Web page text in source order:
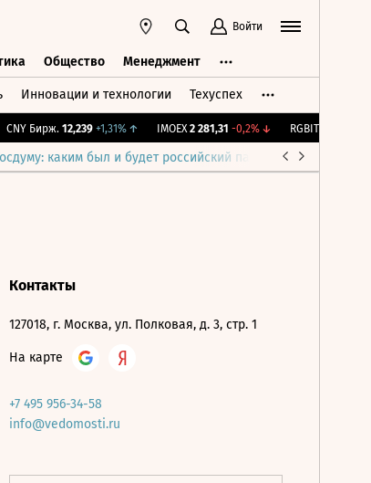
Войти
Общество Менеджмент
Инновации и технологии Техуспех
CNY Бирж. 12,239 +1,31%↑ IMOEX 2 281,31 -0,2%↓ RGBITR
каким был и будет российский парламент
Контакты
127018, г. Москва, ул. Полковая, д. 3, стр. 1
На карте
+7 495 956-34-58
info@vedomosti.ru